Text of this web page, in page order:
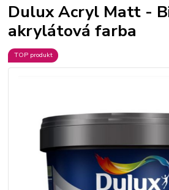
Dulux Acryl Matt -
akrylátová farba
TOP produkt